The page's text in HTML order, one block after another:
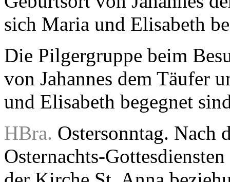
Die Pilgergruppe beim
von Jahannes dem Täufer
und Elisabeth begegnet
HBra. Ostersonntag. Nach
Osternachts-